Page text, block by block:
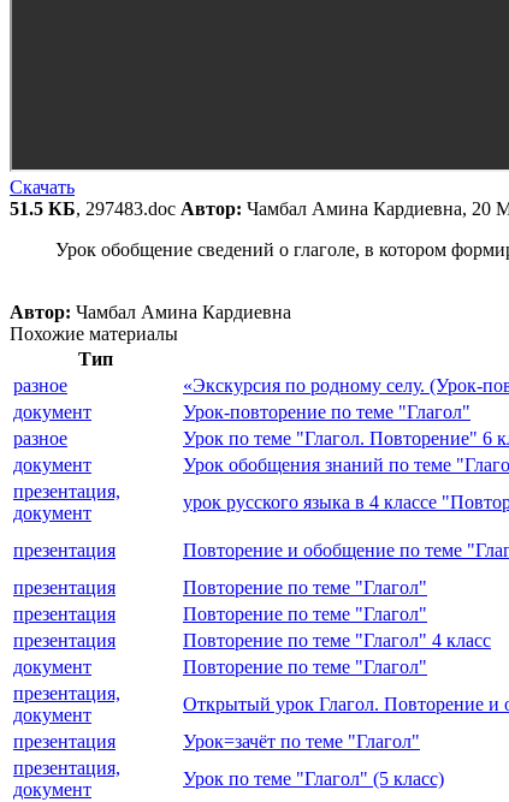
Скачать
51.5 КБ, 297483.doc Автор: Чамбал Амина Кардиевна, 20
Урок обобщение сведений о глаголе, в котором
Автор: Чамбал Амина Кардиевна
Похожие материалы
Тип
разное
«Экскурсия по родному селу. (Урок-
документ
Урок-повторение по теме "Глагол"
разное
Урок по теме "Глагол. Повторение" 6
документ
Урок обобщения знаний по теме
презентация,
документ
урок русского языка в 4 классе
презентация Повторение и обобщение по теме
презентация
Повторение по теме "Глагол"
презентация
Повторение по теме "Глагол"
презентация
Повторение по теме "Глагол" 4 класс
документ
Повторение по теме "Глагол"
презентация,
документ
Открытый урок Глагол. Повторение и
презентация
Урок=зачёт по теме "Глагол"
презентация,
документ
Урок по теме "Глагол" (5 класс)